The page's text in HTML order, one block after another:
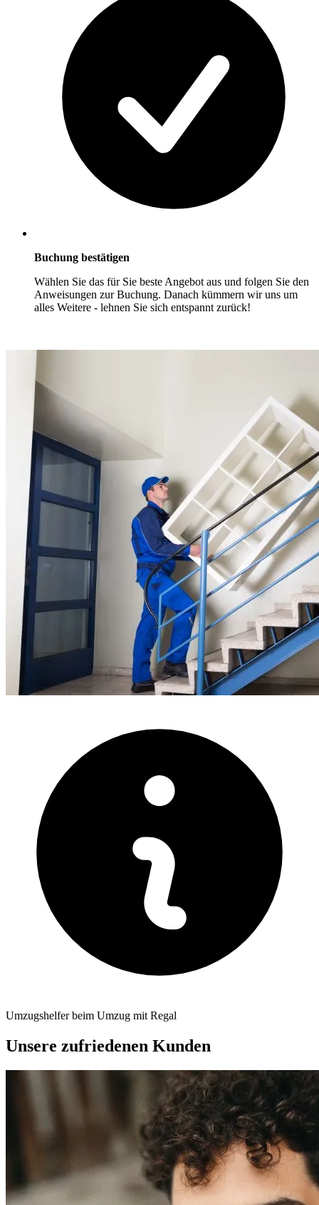
Buchung bestätigen
Wählen Sie das für Sie beste Angebot aus und folgen Sie den
Anweisungen zur Buchung. Danach kümmern wir uns um
alles Weitere - lehnen Sie sich entspannt zurück!
Umzugshelfer beim Umzug mit Regal
Unsere zufriedenen Kunden